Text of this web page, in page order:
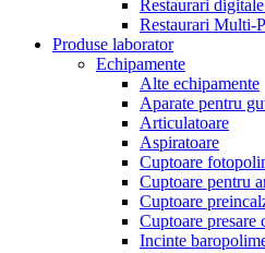
Restaurari
Restaurari Multi-
Produse laborator
Echipamente
Alte echipamente
Aparate pentru
Articulatoare
Aspiratoare
Cuptoare
Cuptoare pentru
Cuptoare
Cuptoare presare
Incinte